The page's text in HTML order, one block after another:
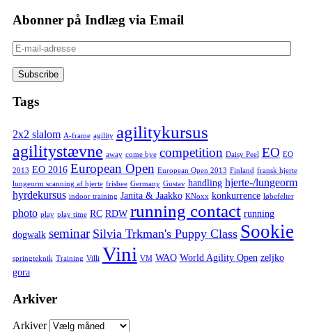
Abonner på Indlæg via Email
E-
mail-
adresse
Tags
2x2 slalom A-frame agility agilitykursus
agilitystævne away come bye competition Daisy Peel EO EO
2013 EO 2016 European Open European Open 2013 Finland fransk hjerte
lungeorm scanning af hjerte frisbee Germany Gustav handling hjerte-/lungeorm
hyrdekursus indoor training Janita & Jaakko KNoxx konkurrence løbefelter
photo play play time RC RDW running contact running
dogwalk seminar Silvia Trkman's Puppy Class Sookie
springteknik Training Villi Vini VM WAO World Agility Open zeljko
gora
Arkiver
Arkiver